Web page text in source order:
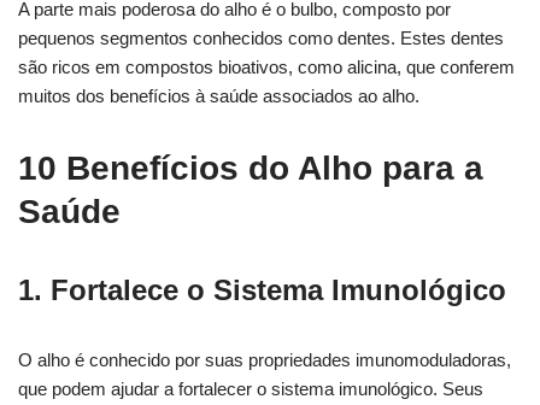
A parte mais poderosa do alho é o bulbo, composto por
pequenos segmentos conhecidos como dentes. Estes dentes
são ricos em compostos bioativos, como alicina, que conferem
muitos dos benefícios à saúde associados ao alho.
10 Benefícios do Alho para a
Saúde
1. Fortalece o Sistema Imunológico
O alho é conhecido por suas propriedades imunomoduladoras,
que podem ajudar a fortalecer o sistema imunológico. Seus